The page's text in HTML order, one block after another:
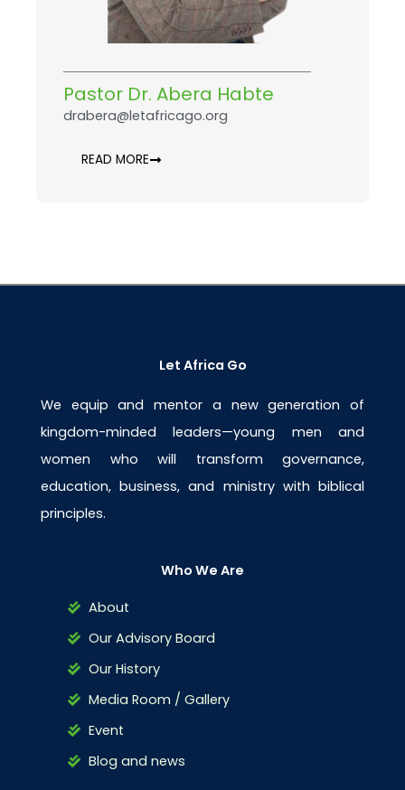
Pastor Dr. Abera Habte
drabera@letafricago.org
READ MORE
Let Africa Go
We equip and mentor a new generation of
kingdom-minded leaders—young men and
women who will transform governance,
education, business, and ministry with biblical
principles.
Who We Are
About
Our Advisory Board
Our History
Media Room / Gallery
Event
Blog and news